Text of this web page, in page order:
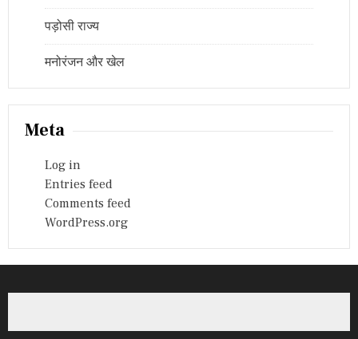
पड़ोसी राज्य
मनोरंजन और खेल
Meta
Log in
Entries feed
Comments feed
WordPress.org